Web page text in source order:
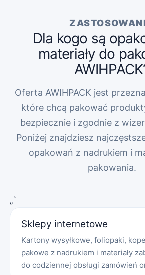
Dla kogo są
materiały do
Oferta AWIHPACK jest
które chcą pakować
bezpiecznie i zgodnie z
Poniżej znajdziesz
opakowań z nadrukiem i
pakowania.
„`
Sklepy internetowe
Kartony wysyłkowe, foliopaki,
pakowe z nadrukiem i materiały
do codziennej obsługi zamówień